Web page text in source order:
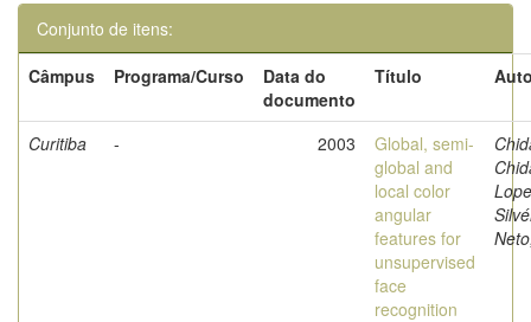
Conjunto de itens:
Câmpus
Programa/Curso
Data do
documento
Título
Curitiba - 2003
Global, semi-
global and
local color
angular
features for
unsupervised
face
recognition